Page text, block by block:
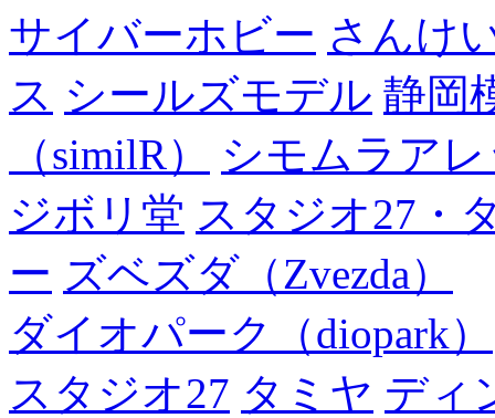
サイバーホビー さんけ
ス シールズモデル 静岡
（similR）
シモムラア
ジボリ堂 スタジオ27・
ー ズベズダ（Zvezda）
ダイオパーク（diopark）
スタジオ27 タミヤ ディ